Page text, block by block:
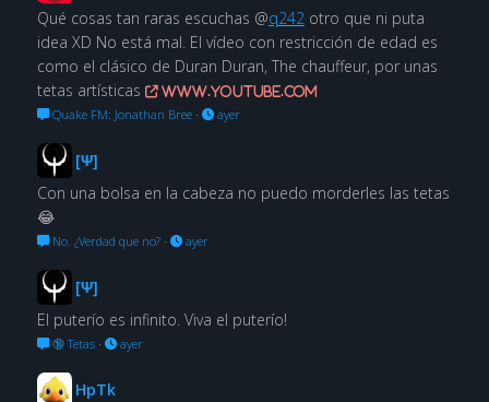
Qué cosas tan raras escuchas @q242otro que ni puta
idea XD No está mal. El vídeo con restricción de edad es
como el clásico de Duran Duran, The chauffeur, por unas
tetas artísticas
www.youtube.com
Quake FM: Jonathan Bree· ayer
[Ψ]
Con una bolsa en la cabeza no puedo morderles las tetas
😂
No. ¿Verdad que no?· ayer
[Ψ]
El puterío es infinito. Viva el puterío!
🔞 Tetas· ayer
HpTk